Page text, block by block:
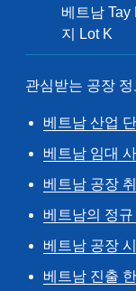
베트남
지 Lot K
관심받는 공장 정
베트남 산업
베트남 임대
베트남 공장
베트남의 정
베트남 공장
베트남 진출